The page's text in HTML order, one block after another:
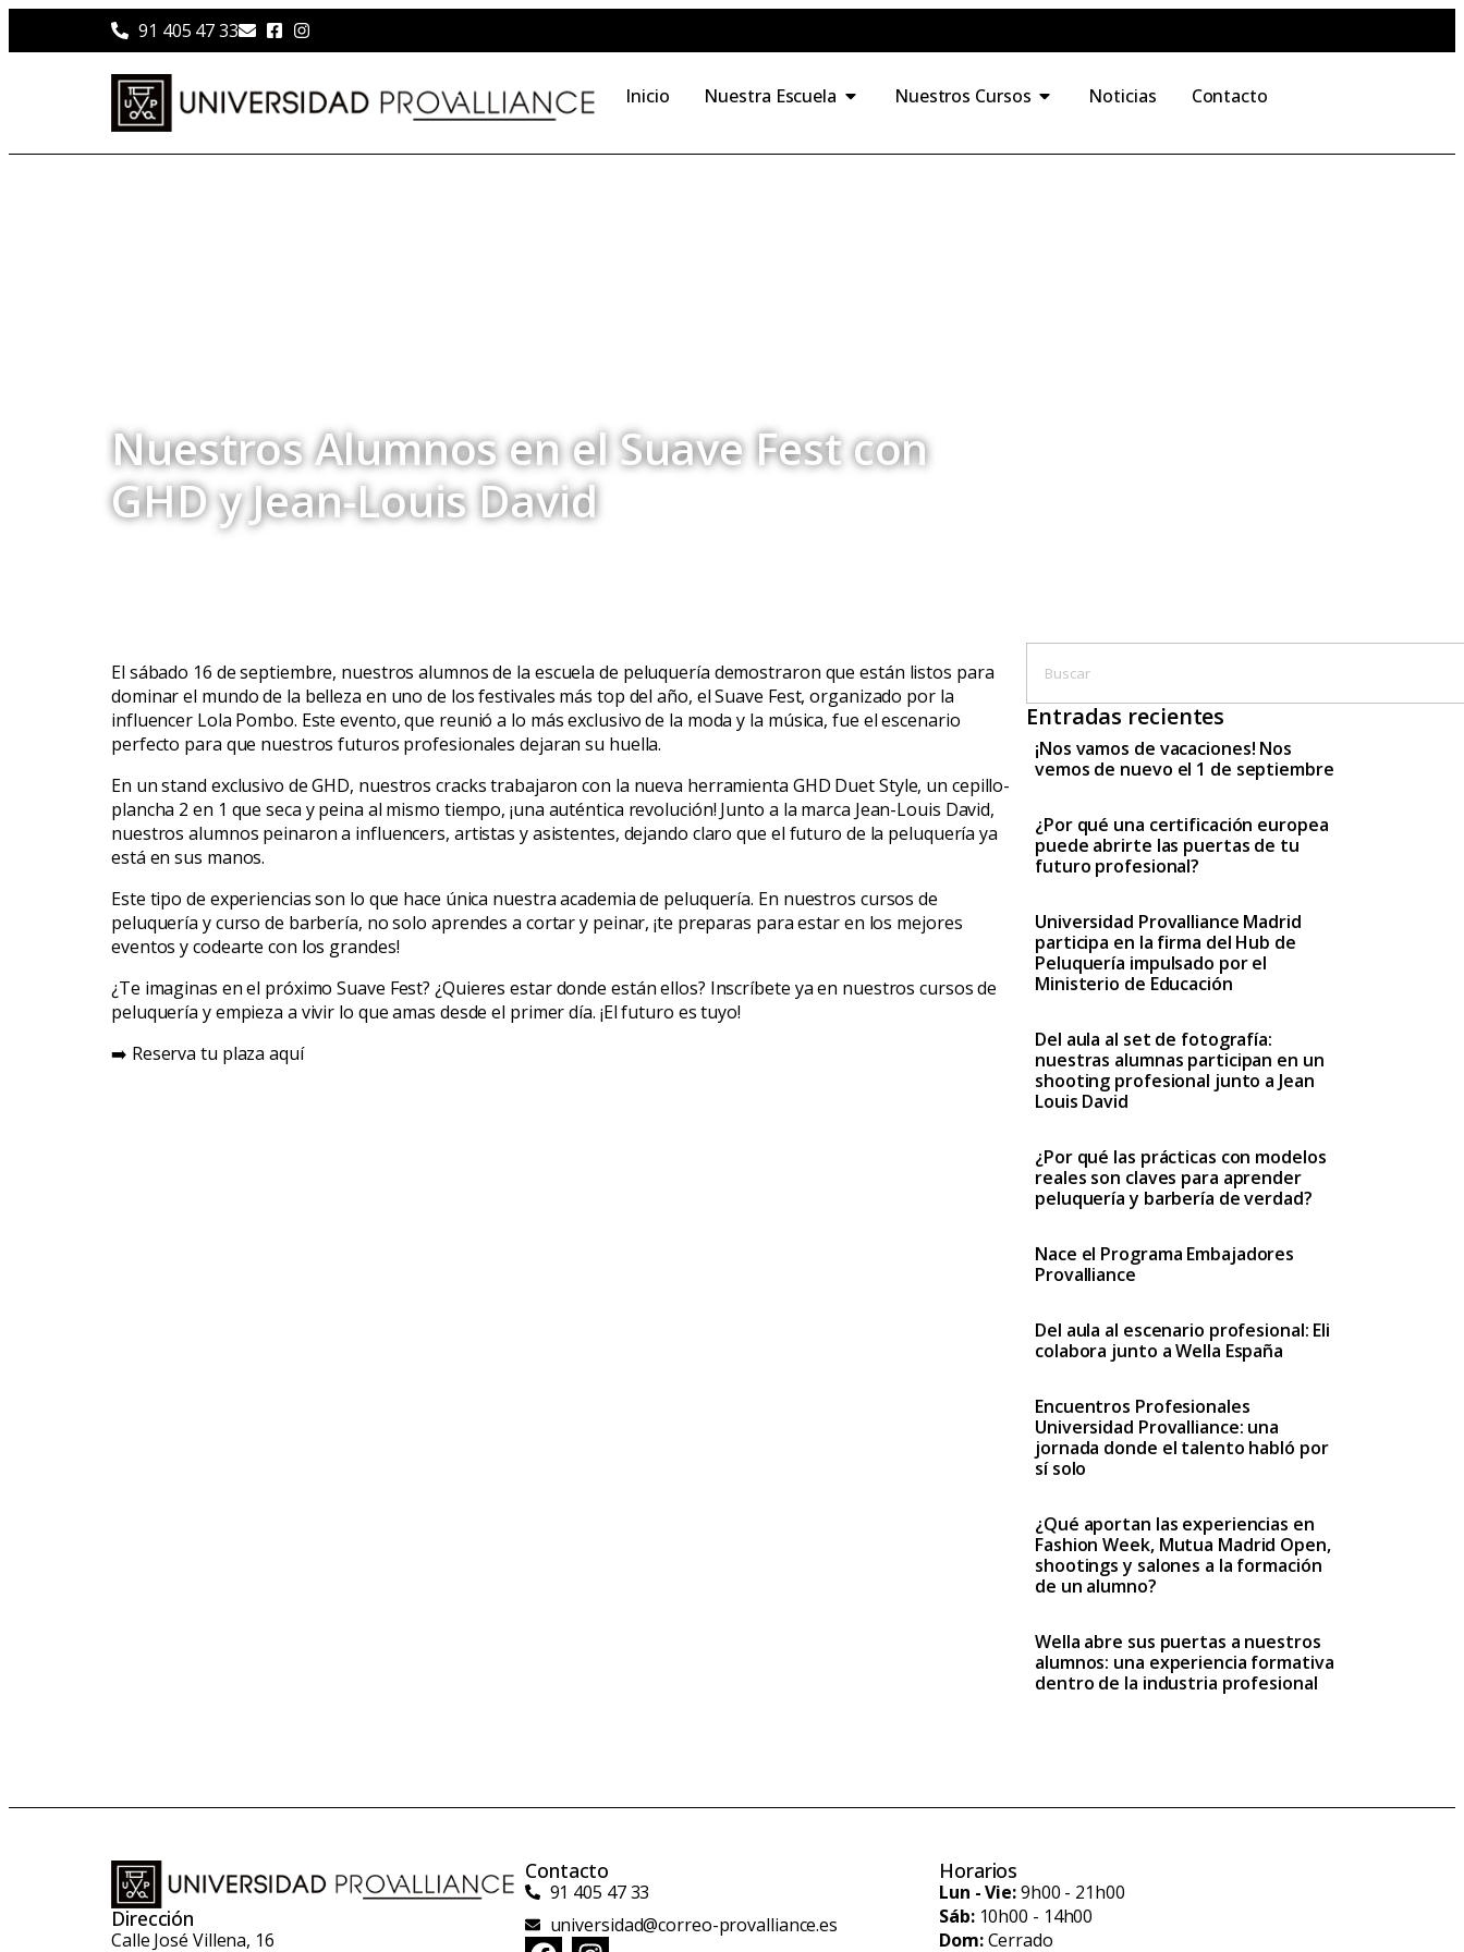
91 405 47 33
Inicio Nuestra Escuela Nuestros Cursos Noticias Contacto
Nuestros Alumnos en el Suave Fest con
GHD y Jean-Louis David
El sábado 16 de septiembre, nuestros alumnos de la escuela de peluquería demostraron que están listos para
dominar el mundo de la belleza en uno de los festivales más top del año, el Suave Fest, organizado por la
influencer Lola Pombo. Este evento, que reunió a lo más exclusivo de la moda y la música, fue el escenario
perfecto para que nuestros futuros profesionales dejaran su huella.
En un stand exclusivo de GHD, nuestros cracks trabajaron con la nueva herramienta GHD Duet Style, un cepillo-
plancha 2 en 1 que seca y peina al mismo tiempo, ¡una auténtica revolución! Junto a la marca Jean-Louis David,
nuestros alumnos peinaron a influencers, artistas y asistentes, dejando claro que el futuro de la peluquería ya
está en sus manos.
Este tipo de experiencias son lo que hace única nuestra academia de peluquería. En nuestros cursos de
peluquería y curso de barbería, no solo aprendes a cortar y peinar, ¡te preparas para estar en los mejores
eventos y codearte con los grandes!
¿Te imaginas en el próximo Suave Fest? ¿Quieres estar donde están ellos? Inscríbete ya en nuestros cursos de
peluquería y empieza a vivir lo que amas desde el primer día. ¡El futuro es tuyo!
➡️ Reserva tu plaza aquí
Entradas recientes
¡Nos vamos de vacaciones! Nos
vemos de nuevo el 1 de septiembre
¿Por qué una certificación europea
puede abrirte las puertas de tu
futuro profesional?
Universidad Provalliance Madrid
participa en la firma del Hub de
Peluquería impulsado por el
Ministerio de Educación
Del aula al set de fotografía:
nuestras alumnas participan en un
shooting profesional junto a Jean
Louis David
¿Por qué las prácticas con modelos
reales son claves para aprender
peluquería y barbería de verdad?
Nace el Programa Embajadores
Provalliance
Del aula al escenario profesional: Eli
colabora junto a Wella España
Encuentros Profesionales
Universidad Provalliance: una
jornada donde el talento habló por
sí solo
¿Qué aportan las experiencias en
Fashion Week, Mutua Madrid Open,
shootings y salones a la formación
de un alumno?
Wella abre sus puertas a nuestros
alumnos: una experiencia formativa
dentro de la industria profesional
Dirección
Calle José Villena, 16
Contacto
91 405 47 33
universidad@correo-provalliance.es
Horarios
Lun - Vie:9h00 - 21h00
Sáb:10h00 - 14h00
Dom:Cerrado